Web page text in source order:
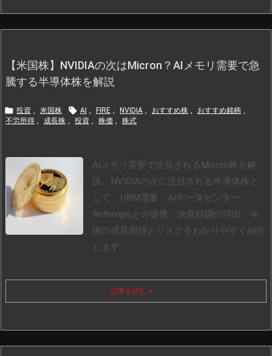
【米国株】NVIDIAの次はMicron？AIメモリ需要で急
騰する半導体株を解説
 投資 , 米国株  AI , FIRE , NVIDIA , おすすめ株 , おすすめ銘柄 ,
不労所得 , 成長株 , 投資 , 株価 , 株式
AIメモリ需要で注目されるMicron株を解
説。NVIDIAの次に注目される半導体株と
して、HBM需要、AIデータセンター、
Anthropicとの提携、決算好調の理由、今
後の成長期待とリスクをわかりやすく紹介
します。
記事を読む ...